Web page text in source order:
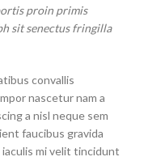
proin primis
sit senectus fringilla
convallis
nascetur nam a
a nisl neque sem
faucibus gravida
mi velit tincidunt